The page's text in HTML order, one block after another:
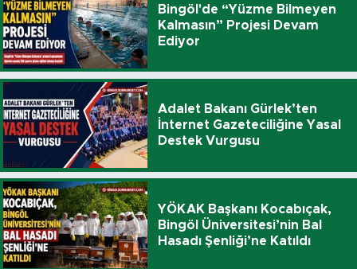
Bingöl'de “Yüzme Bilmeyen
Kalmasın” Projesi Devam
Ediyor
Adalet Bakanı Gürlek’ten
İnternet Gazeteciliğine Yasal
Destek Vurgusu
YÖKAK Başkanı Kocabıçak,
Bingöl Üniversitesi’nin Bal
Hasadı Şenliği’ne Katıldı